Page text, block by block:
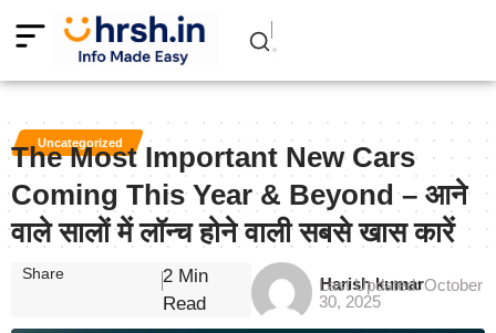
Uncategorized
The Most Important New Cars
Coming This Year & Beyond – आने
वाले सालों में लॉन्च होने वाली सबसे खास कारें
Harish kumar
Last Updated: October
30, 2025
Share
2 Min
Read